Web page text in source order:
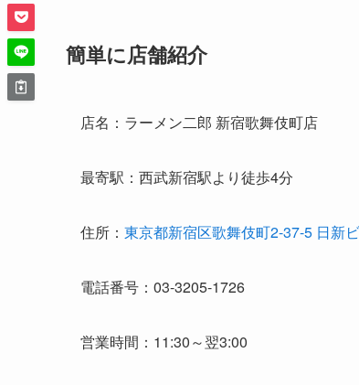
簡単に店舗紹介
店名：ラーメン二郎 新宿歌舞伎町店
最寄駅：西武新宿駅より徒歩4分
住所： 東京都新宿区歌舞伎町2-37-5 日新
電話番号：03-3205-1726
営業時間：11:30～翌3:00